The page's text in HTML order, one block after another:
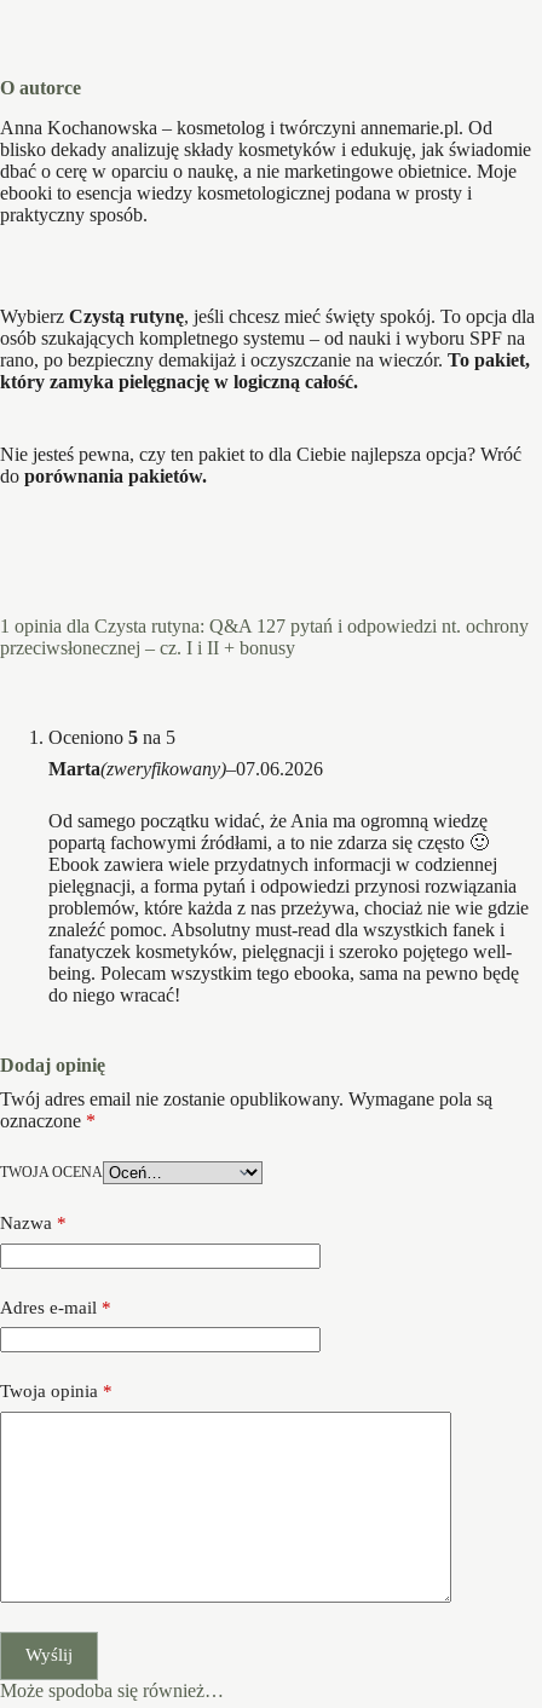
O autorce
Anna Kochanowska – kosmetolog i twórczyni annemarie.pl. Od
blisko dekady analizuję składy kosmetyków i edukuję, jak świadomie
dbać o cerę w oparciu o naukę, a nie marketingowe obietnice. Moje
ebooki to esencja wiedzy kosmetologicznej podana w prosty i
praktyczny sposób.
Wybierz Czystą rutynę, jeśli chcesz mieć święty spokój. To opcja dla
osób szukających kompletnego systemu – od nauki i wyboru SPF na
rano, po bezpieczny demakijaż i oczyszczanie na wieczór. To pakiet,
który zamyka pielęgnację w logiczną całość.
Nie jesteś pewna, czy ten pakiet to dla Ciebie najlepsza opcja? Wróć
do porównania pakietów.
1 opinia dla Czysta rutyna: Q&A 127 pytań i odpowiedzi nt. ochrony
przeciwsłonecznej – cz. I i II + bonusy
Oceniono 5 na 5
Marta(zweryfikowany)–07.06.2026
Od samego początku widać, że Ania ma ogromną wiedzę
popartą fachowymi źródłami, a to nie zdarza się często 🙂
Ebook zawiera wiele przydatnych informacji w codziennej
pielęgnacji, a forma pytań i odpowiedzi przynosi rozwiązania
problemów, które każda z nas przeżywa, chociaż nie wie gdzie
znaleźć pomoc. Absolutny must-read dla wszystkich fanek i
fanatyczek kosmetyków, pielęgnacji i szeroko pojętego well-
being. Polecam wszystkim tego ebooka, sama na pewno będę
do niego wracać!
Dodaj opinię
Twój adres email nie zostanie opublikowany. Wymagane pola są
oznaczone *
TWOJA OCENA
Nazwa *
Adres e-mail *
Twoja opinia *
Wyślij
Może spodoba się również…